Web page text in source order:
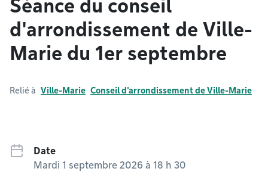
Séance du conseil
d'arrondissement de Ville-
Marie du 1er septembre
Relié à Ville-Marie Conseil d'arrondissement de Ville-Marie
Date
Mardi 1 septembre 2026 à 18 h 30